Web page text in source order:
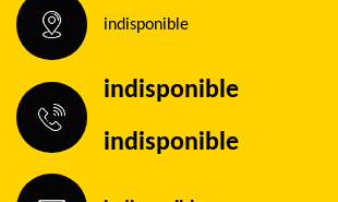
indisponible
indisponible
indisponible